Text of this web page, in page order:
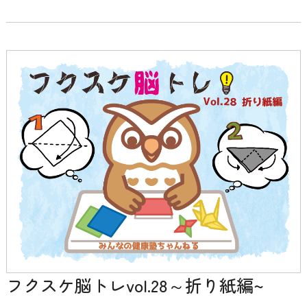
フクスケ脳トレvol.28～折り紙編~